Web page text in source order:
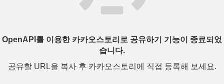
OpenAPI를 이용한 카카오스토리로 공유하기 기능이 종료되었
습니다.
공유할 URL을 복사 후 카카오스토리에 직접 등록해 보세요.